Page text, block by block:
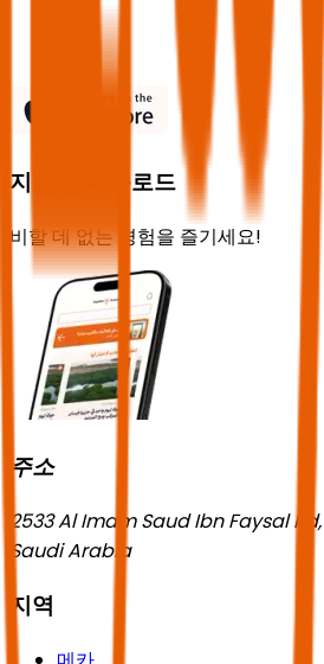
지금 앱 다운로드
비할 데 없는 경험을 즐기세요!
주소
2533 Al Imam Saud Ibn Faysal
Saudi Arabia
지역